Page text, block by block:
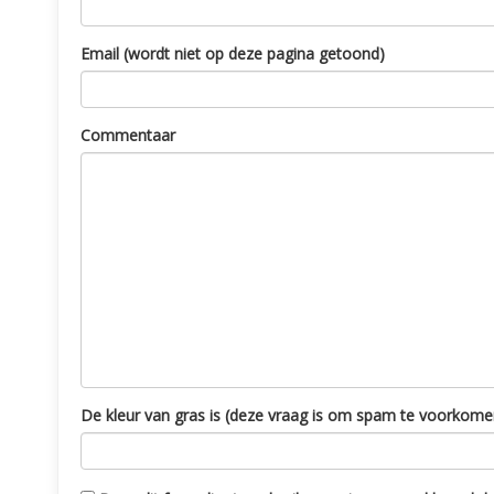
Email (wordt niet op deze pagina getoond)
Commentaar
De kleur van gras is (deze vraag is om spam te